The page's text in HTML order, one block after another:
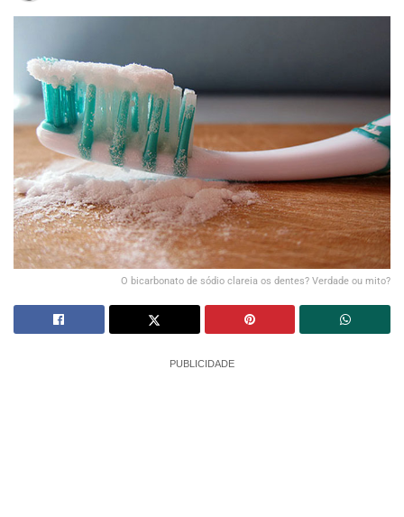
O bicarbonato de sódio clareia os dentes? Verdade ou mito?
PUBLICIDADE